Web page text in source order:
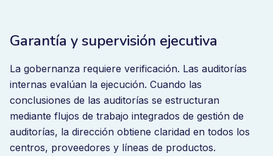
estructuradas. Supervisión de la dirección.
organizaciones se preparan para las auditorías.
Cuando funcionan conjuntamente, las organizaciones
operan en la mejora continua.
Garantía y supervisión ejecutiva
La gobernanza requiere verificación. Las auditorías
internas evalúan la ejecución. Cuando las
conclusiones de las auditorías se estructuran
mediante flujos de trabajo integrados de gestión de
auditorías, la dirección obtiene claridad en todos los
centros, proveedores y líneas de productos.